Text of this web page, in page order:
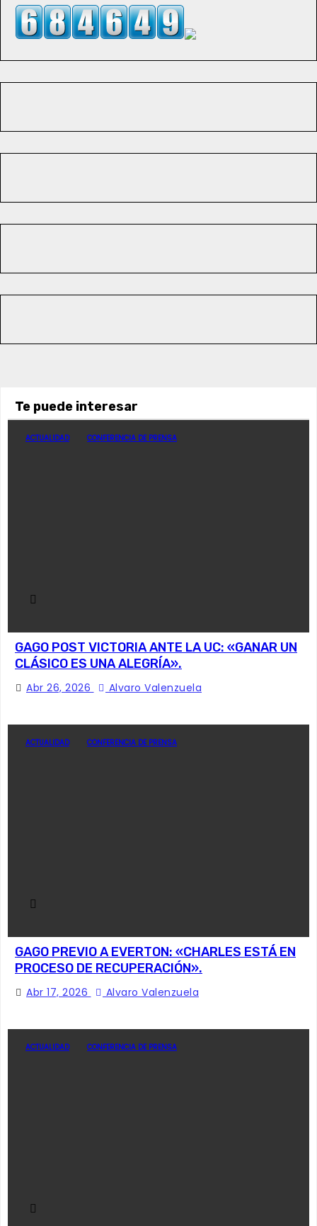
Te puede interesar
ACTUALIDAD CONFERENCIA DE PRENSA
GAGO POST VICTORIA ANTE LA UC: «GANAR UN
CLÁSICO ES UNA ALEGRÍA».
Abr 26, 2026 Alvaro Valenzuela
ACTUALIDAD CONFERENCIA DE PRENSA
GAGO PREVIO A EVERTON: «CHARLES ESTÁ EN
PROCESO DE RECUPERACIÓN».
Abr 17, 2026 Alvaro Valenzuela
ACTUALIDAD CONFERENCIA DE PRENSA